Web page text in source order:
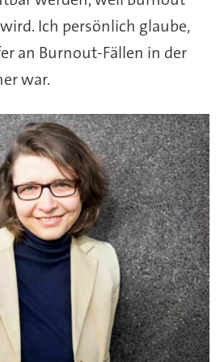
Ich persönlich glaube,
an Burnout-Fällen in der
war.